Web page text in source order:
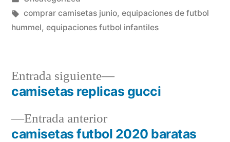
en
Etiquetas:
comprar camisetas junio, equipaciones de futbol
hummel, equipaciones futbol infantiles
Navegación
deEntrada anteriorEntrada
anterior:
camisetas futbol 2020 baratas
Entrada siguiente
Entrada
siguiente:
camisetas replicas gucci